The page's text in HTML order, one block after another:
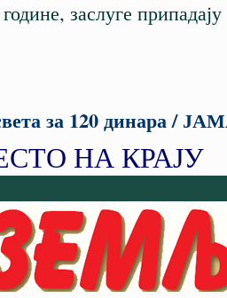
заслуге припадају
за 120 динара /
НА КРАЈУ